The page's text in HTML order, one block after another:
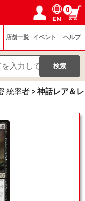
録
EN
0
店舗一覧 イベント ヘルプ
統率者 > 神話レア＆レ